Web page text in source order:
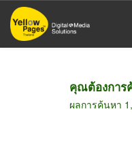
ข้าม
ไป
คุณต้องการ
ผลการค้นหา